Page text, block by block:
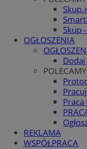
Skup
OGŁOSZENIA
Dodaj
POLECAMY
REKLAMA
WSPÓŁPRACA